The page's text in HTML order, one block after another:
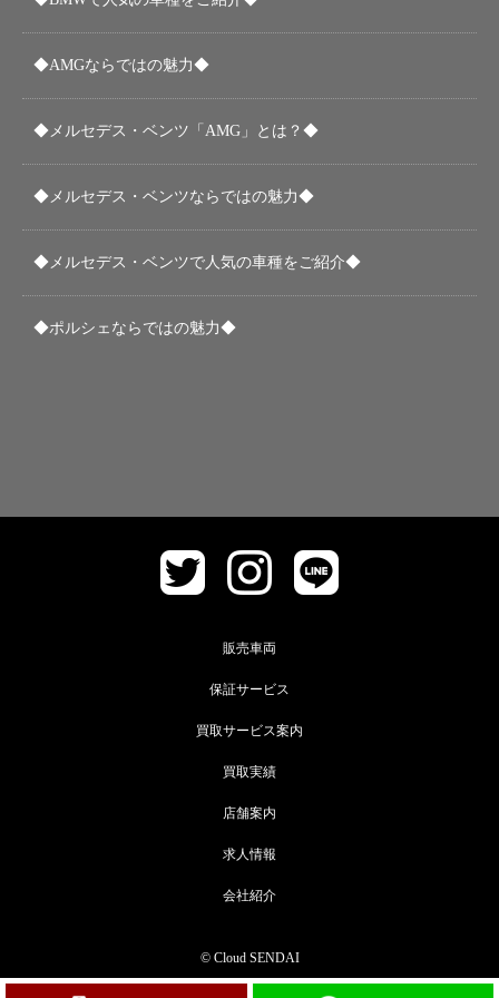
◆AMGならではの魅力◆
◆メルセデス・ベンツ「AMG」とは？◆
◆メルセデス・ベンツならではの魅力◆
◆メルセデス・ベンツで人気の車種をご紹介◆
◆ポルシェならではの魅力◆
販売車両
保証サービス
買取サービス案内
買取実績
店舗案内
求人情報
会社紹介
© Cloud SENDAI